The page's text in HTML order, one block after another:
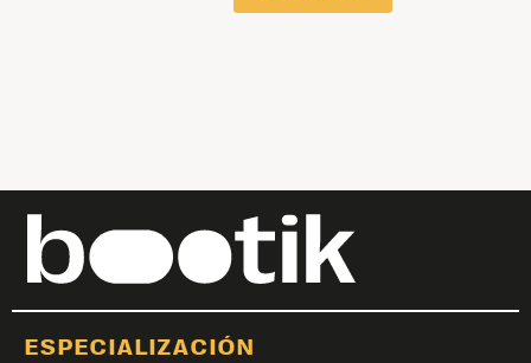
ESPECIALIZACIÓN